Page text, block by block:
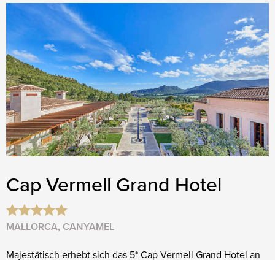
Cap Vermell Grand Hotel
MALLORCA, CANYAMEL
Majestätisch erhebt sich das 5* Cap Vermell Grand Hotel an